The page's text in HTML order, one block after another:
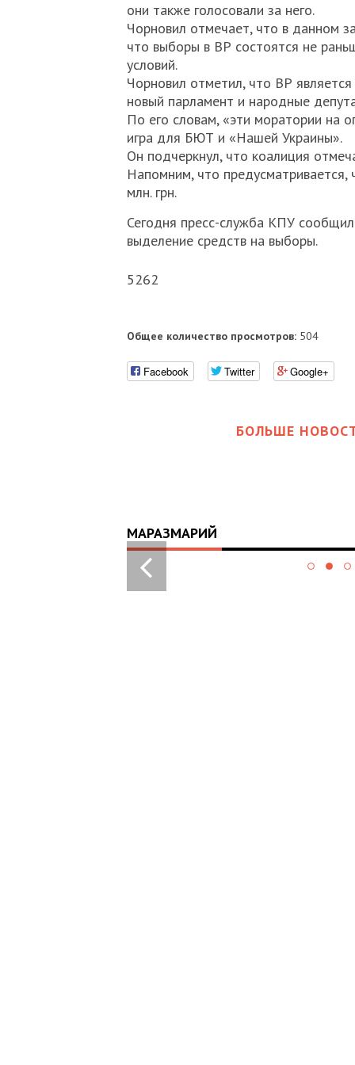
они также голосовали за него.
Чорновил отмечает, что в данном
что выборы в ВР состоятся не
условий.
Чорновил отметил, что ВР
новый парламент и народные
По его словам, «эти моратории на
игра для БЮТ и «Нашей Украины».
Он подчеркнул, что коалиция
Напомним, что
млн. грн.
Сегодня пресс-служба КПУ
выделение средств на выборы.
5262
Общее количество просмотров:504
Facebook Twitter Google+
БОЛЬШЕ
МАРАЗМАРИЙ